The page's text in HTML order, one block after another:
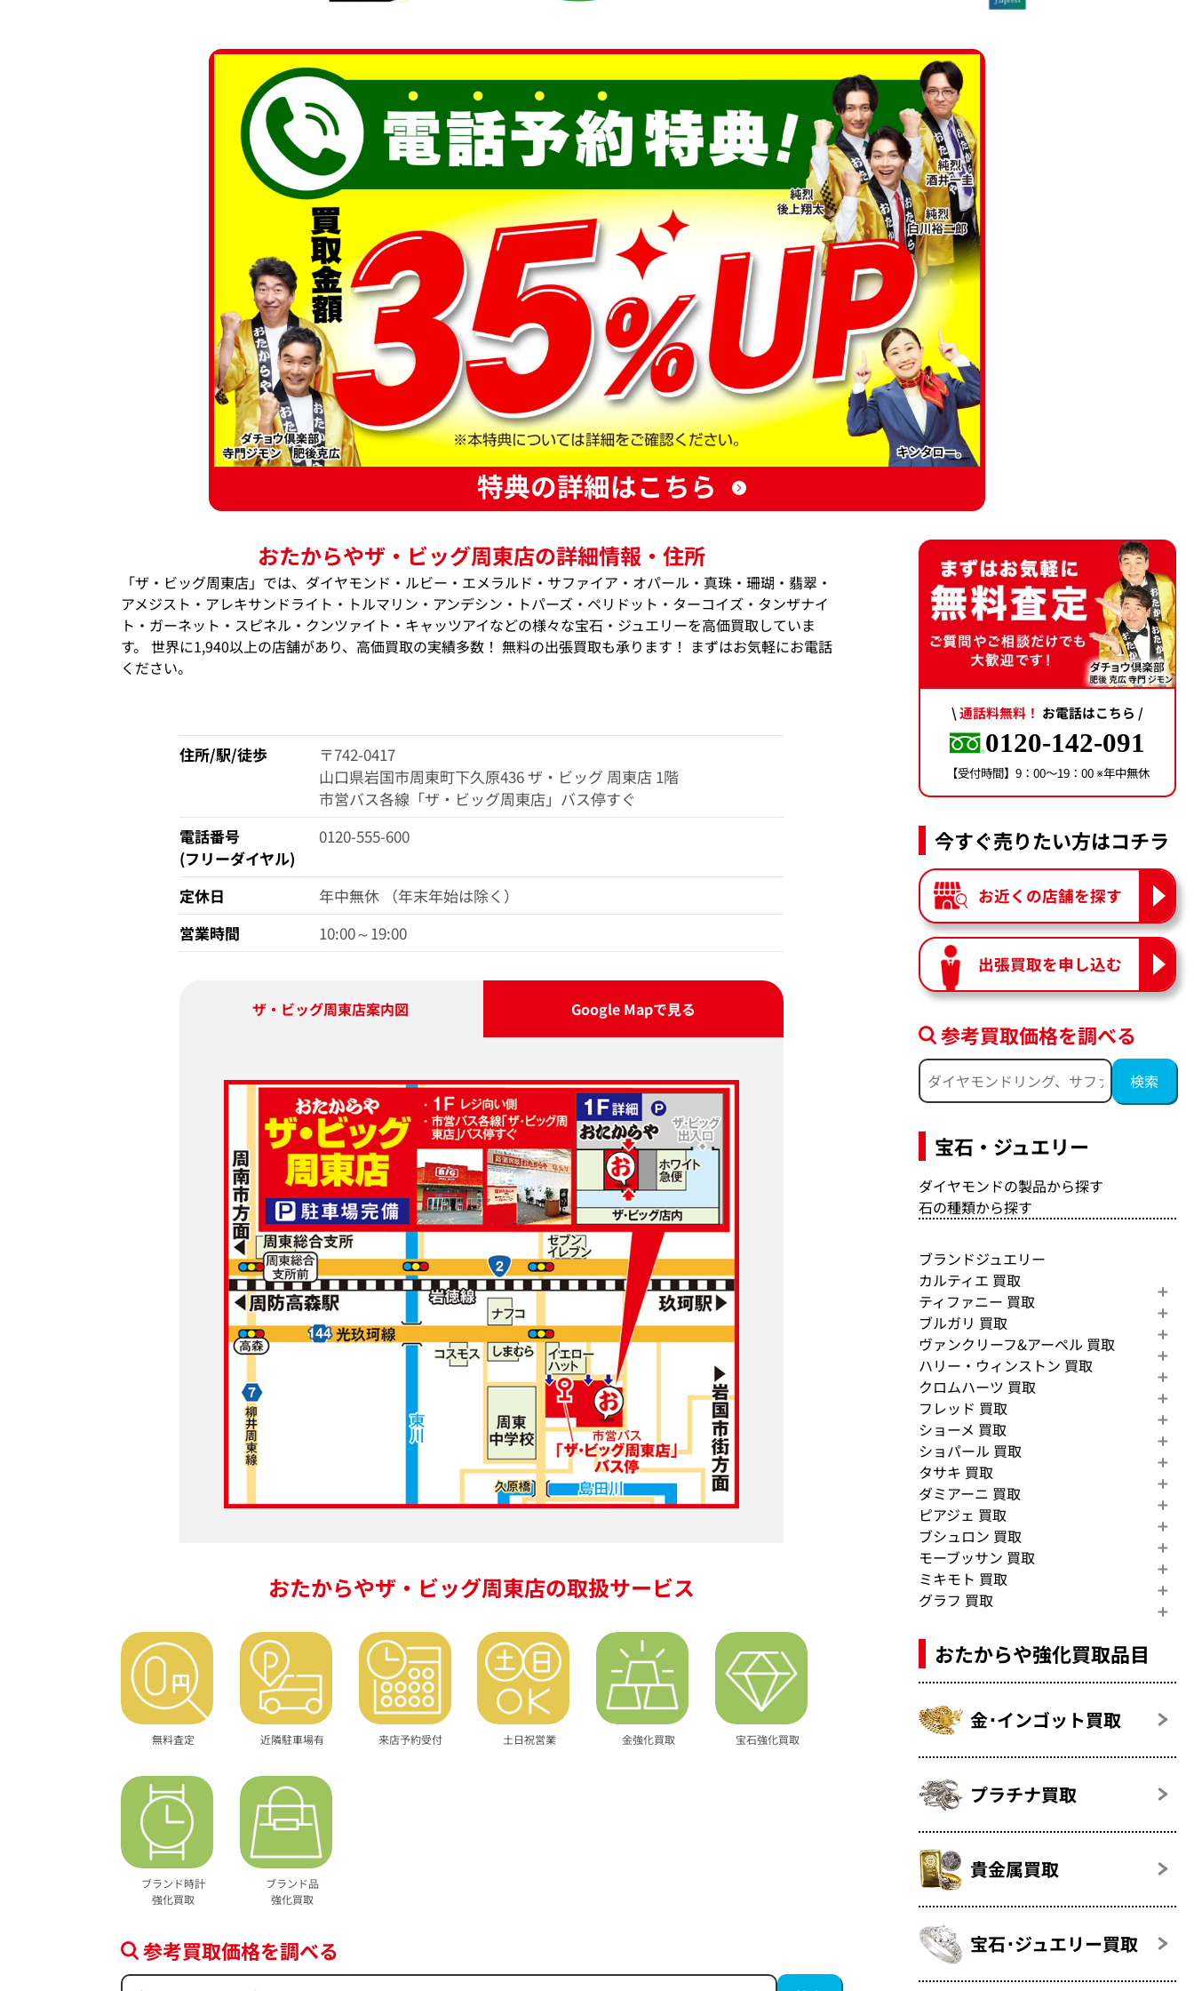
特典の詳細はこちら
おたからやザ・ビッグ周東店の詳細情報・住所
「ザ・ビッグ周東店」では、ダイヤモンド・ルビー・エメラルド・サファイア・オパール・真珠・珊瑚・翡翠・
アメジスト・アレキサンドライト・トルマリン・アンデシン・トパーズ・ペリドット・ターコイズ・タンザナイ
ト・ガーネット・スピネル・クンツァイト・キャッツアイなどの様々な宝石・ジュエリーを高価買取していま
す。 世界に1,940以上の店舗があり、高価買取の実績多数！ 無料の出張買取も承ります！ まずはお気軽にお電話
ください。
住所/駅/徒歩
〒742-0417
山口県岩国市周東町下久原436 ザ・ビッグ 周東店 1階
市営バス各線「ザ・ビッグ周東店」バス停すぐ
電話番号
(フリーダイヤル)
0120-555-600
定休日
年中無休 （年末年始は除く）
営業時間
10:00～19:00
ザ・ビッグ周東店案内図 Google Mapで見る
おたからやザ・ビッグ周東店の取扱サービス
無料査定 近隣駐車場有 来店予約受付 土日祝営業 金強化買取 宝石強化買取
ブランド時計
強化買取
ブランド品
強化買取
参考買取価格を調べる
\通話料無料！ お電話はこちら /
0120-142-091
【受付時間】9：00〜19：00 ※年中無休
今すぐ売りたい方はコチラ
お近くの店舗を探す
出張買取を申し込む
参考買取価格を調べる
宝石・ジュエリー
ダイヤモンドの製品から探す
石の種類から探す
ブランドジュエリー
カルティエ 買取
ティファニー 買取
ブルガリ 買取
ヴァンクリーフ&アーペル 買取
ハリー・ウィンストン 買取
クロムハーツ 買取
フレッド 買取
ショーメ 買取
ショパール 買取
タサキ 買取
ダミアーニ 買取
ピアジェ 買取
ブシュロン 買取
モーブッサン 買取
ミキモト 買取
グラフ 買取
おたからや強化買取品目
金･インゴット買取
プラチナ買取
貴金属買取
宝石･ジュエリー買取